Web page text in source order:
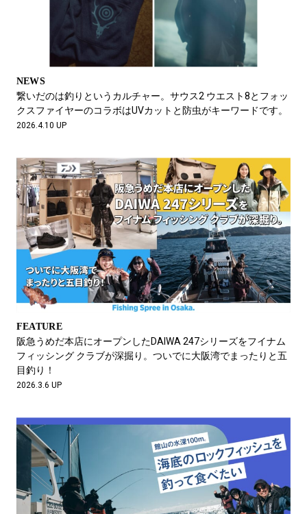
NEWS
繋いだのは釣りというカルチャー。サウス2 ウエスト8とフォッ
クスファイヤーのコラボはUVカットと防⾍がキーワードです。
2026.4.10 UP
FEATURE
阪急うめだ本店にオープンしたDAIWA 247シリーズをフイナム
フィッシング クラブが深掘り。ついでに大阪湾でまったりと五
目釣り！
2026.3.6 UP